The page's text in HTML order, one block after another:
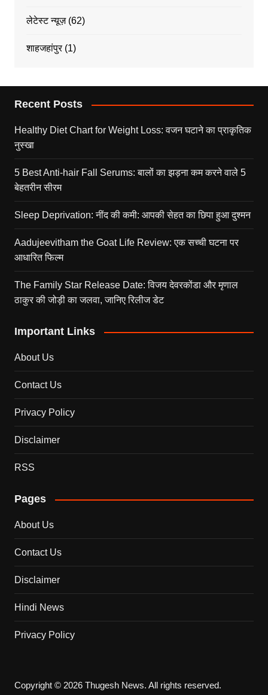
लेटेस्ट न्यूज़(62)
शाहजहांपुर(1)
Recent Posts
Healthy Diet Chart for Weight Loss: वजन घटाने का प्राकृतिक
नुस्खा
5 Best Anti-hair Fall Serums: बालों का झड़ना कम करने वाले 5
बेहतरीन सीरम
Sleep Deprivation: नींद की कमी: आपकी सेहत का छिपा हुआ दुश्मन
Aadujeevitham the Goat Life Review: एक सच्ची घटना पर
आधारित फिल्म
The Family Star Release Date: विजय देवरकोंडा और मृणाल
ठाकुर की जोड़ी का जलवा, जानिए रिलीज डेट
Important Links
About Us
Contact Us
Privacy Policy
Disclaimer
RSS
Pages
About Us
Contact Us
Disclaimer
Hindi News
Privacy Policy
Copyright © 2026 Thugesh News. All rights reserved.